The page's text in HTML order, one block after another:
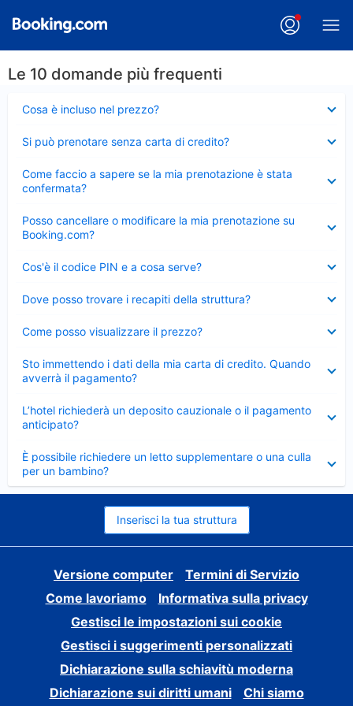
Le 10 domande più frequenti
Cosa è incluso nel prezzo?
chiuso
Si può prenotare senza carta di credito?
chiuso
Come faccio a sapere se la mia prenotazione è stata
confermata?
chiuso
Posso cancellare o modificare la mia prenotazione su
Booking.com?
chiuso
Cos'è il codice PIN e a cosa serve?
chiuso
Dove posso trovare i recapiti della struttura?
chiuso
Come posso visualizzare il prezzo?
chiuso
Sto immettendo i dati della mia carta di credito. Quando
avverrà il pagamento?
chiuso
L’hotel richiederà un deposito cauzionale o il pagamento
anticipato?
chiuso
È possibile richiedere un letto supplementare o una culla
per un bambino?
Elemento
chiuso
Inserisci la tua struttura
Versione computer
Termini di Servizio
Come lavoriamo
Informativa sulla privacy
Gestisci le impostazioni sui cookie
Gestisci i suggerimenti personalizzati
Dichiarazione sulla schiavitù moderna
Dichiarazione sui diritti umani
Chi siamo